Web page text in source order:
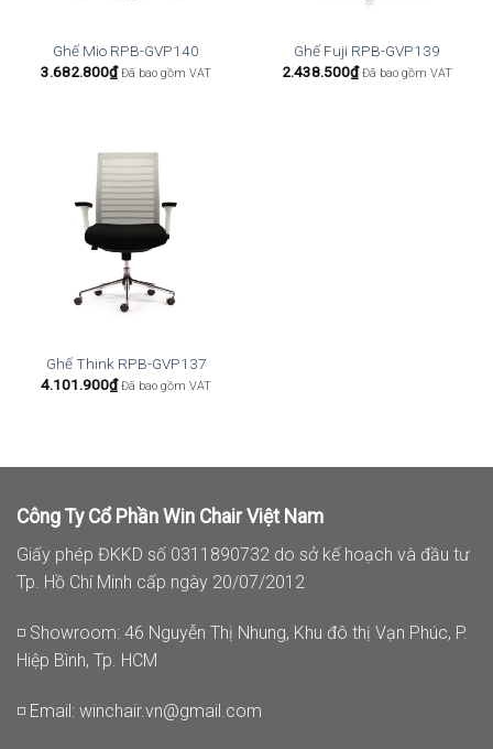
Ghế Mio RPB-GVP140
3.682.800₫ Đã bao gồm VAT
Ghế Fuji RPB-GVP139
2.438.500₫ Đã bao gồm VAT
Ghế Think RPB-GVP137
4.101.900₫ Đã bao gồm VAT
Công Ty Cổ Phần Win Chair Việt Nam
Giấy phép ĐKKD số 0311890732 do sở kế hoạch và đầu tư
Tp. Hồ Chí Minh cấp ngày 20/07/2012
◽ Showroom: 46 Nguyễn Thị Nhung, Khu đô thị Vạn Phúc, P.
Hiệp Bình, Tp. HCM
◽ Email: winchair.vn@gmail.com